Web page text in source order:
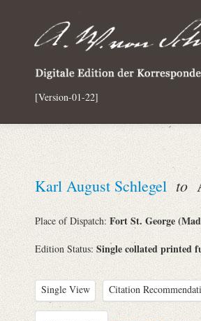
[Version-01-22]
Karl August Schlegel to
Place of Dispatch: Fort St. George
Edition Status: Single collated printed
Single View Citation